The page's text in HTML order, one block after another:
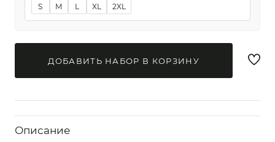
S
M L XL 2XL
ДОБАВИТЬ НАБОР В КОРЗИНУ
Описание